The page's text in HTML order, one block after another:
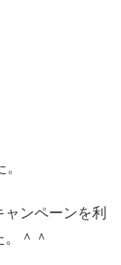
ンペーンを利
＾＾